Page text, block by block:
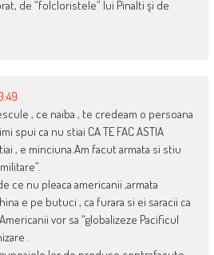
de “folcloristele” lui Pinalti şi de
, ce naiba , te credeam o persoana
spui ca nu stiai CA TE FAC ASTIA
, e minciuna.Am facut armata si stiu
ce nu pleaca americanii ,armata
e pe butuci , ca furara si ei saracii ca
vor sa “globalizeze Pacificul
.